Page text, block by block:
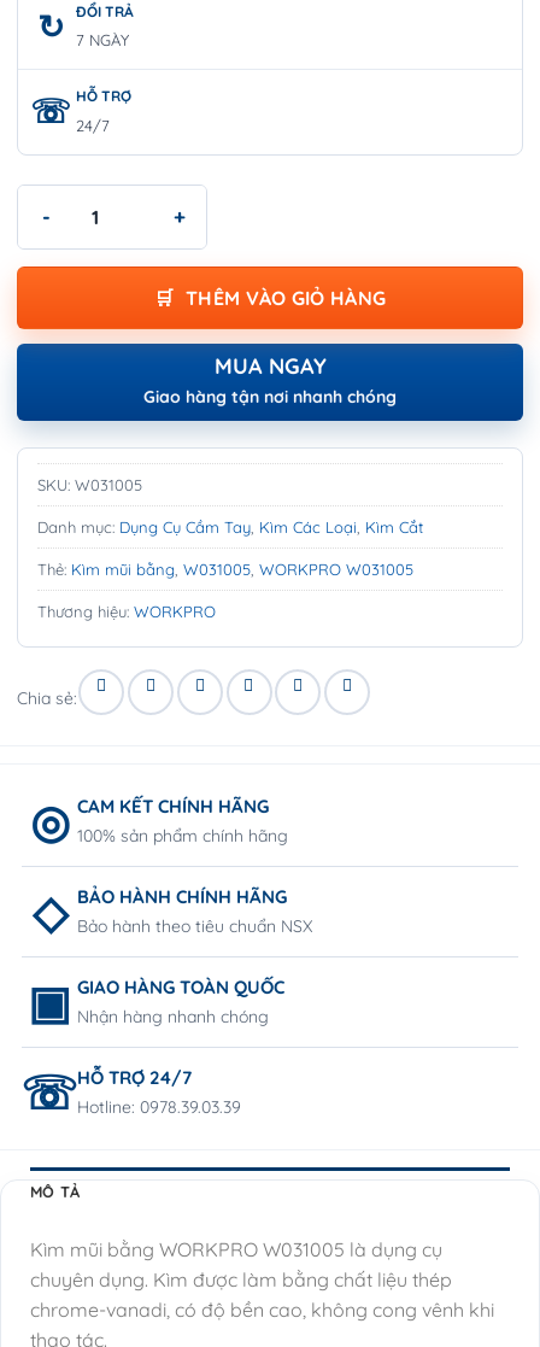
ĐỔI TRẢ
7 NGÀY
HỖ TRỢ
24/7
THÊM VÀO GIỎ HÀNG
MUA NGAY
Giao hàng tận nơi nhanh chóng
SKU: W031005
Danh mục: Dụng Cụ Cầm Tay Kìm Các Loại Kìm Cắt
Thẻ: Kìm mũi bằng W031005 WORKPRO W031005
Thương hiệu: WORKPRO
Chia sẻ:
CAM KẾT CHÍNH HÃNG
100% sản phẩm chính hãng
BẢO HÀNH CHÍNH HÃNG
Bảo hành theo tiêu chuẩn NSX
GIAO HÀNG TOÀN QUỐC
Nhận hàng nhanh chóng
HỖ TRỢ 24/7
Hotline: 0978.39.03.39
MÔ TẢ
Kìm mũi bằng WORKPRO W031005 là dụng cụ
chuyên dụng. Kìm được làm bằng chất liệu thép
chrome-vanadi, có độ bền cao, không cong vênh khi
thao tác.